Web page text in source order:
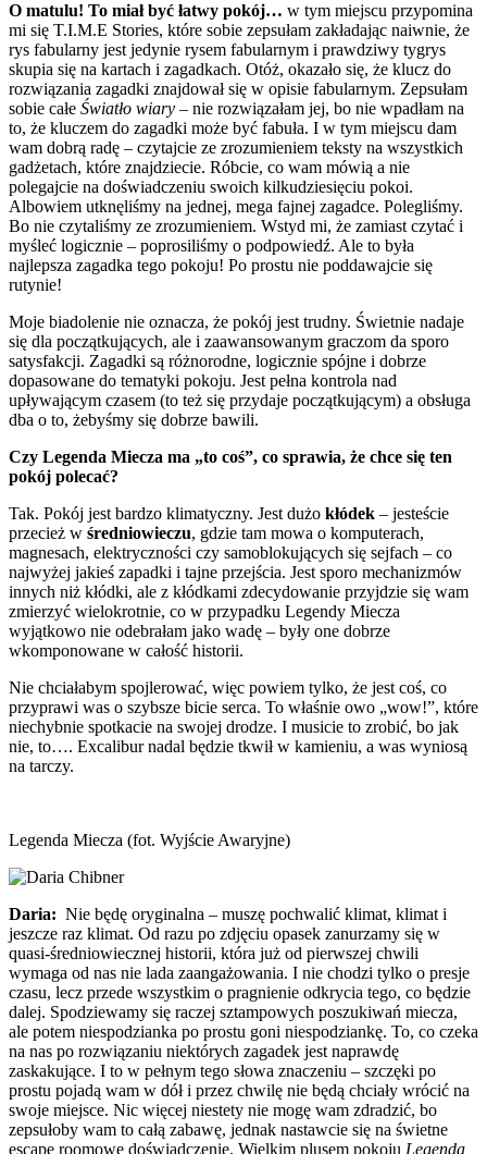
O matulu! To miał być łatwy pokój… w tym miejscu przypomina
mi się T.I.M.E Stories, które sobie zepsułam zakładając naiwnie, że
rys fabularny jest jedynie rysem fabularnym i prawdziwy tygrys
skupia się na kartach i zagadkach. Otóż, okazało się, że klucz do
rozwiązania zagadki znajdował się w opisie fabularnym. Zepsułam
sobie całe Światło wiary – nie rozwiązałam jej, bo nie wpadłam na
to, że kluczem do zagadki może być fabuła. I w tym miejscu dam
wam dobrą radę – czytajcie ze zrozumieniem teksty na wszystkich
gadżetach, które znajdziecie. Róbcie, co wam mówią a nie
polegajcie na doświadczeniu swoich kilkudziesięciu pokoi.
Albowiem utknęliśmy na jednej, mega fajnej zagadce. Polegliśmy.
Bo nie czytaliśmy ze zrozumieniem. Wstyd mi, że zamiast czytać i
myśleć logicznie – poprosiliśmy o podpowiedź. Ale to była
najlepsza zagadka tego pokoju! Po prostu nie poddawajcie się
rutynie!
Moje biadolenie nie oznacza, że pokój jest trudny. Świetnie nadaje
się dla początkujących, ale i zaawansowanym graczom da sporo
satysfakcji. Zagadki są różnorodne, logicznie spójne i dobrze
dopasowane do tematyki pokoju. Jest pełna kontrola nad
upływającym czasem (to też się przydaje początkującym) a obsługa
dba o to, żebyśmy się dobrze bawili.
Czy Legenda Miecza ma „to coś”, co sprawia, że chce się ten
pokój polecać?
Tak. Pokój jest bardzo klimatyczny. Jest dużo kłódek – jesteście
przecież w średniowieczu, gdzie tam mowa o komputerach,
magnesach, elektryczności czy samoblokujących się sejfach – co
najwyżej jakieś zapadki i tajne przejścia. Jest sporo mechanizmów
innych niż kłódki, ale z kłódkami zdecydowanie przyjdzie się wam
zmierzyć wielokrotnie, co w przypadku Legendy Miecza
wyjątkowo nie odebrałam jako wadę – były one dobrze
wkomponowane w całość historii.
Nie chciałabym spojlerować, więc powiem tylko, że jest coś, co
przyprawi was o szybsze bicie serca. To właśnie owo „wow!”, które
niechybnie spotkacie na swojej drodze. I musicie to zrobić, bo jak
nie, to…. Excalibur nadal będzie tkwił w kamieniu, a was wyniosą
na tarczy.
Legenda Miecza (fot. Wyjście Awaryjne)
Daria: Nie będę oryginalna – muszę pochwalić klimat, klimat i
jeszcze raz klimat. Od razu po zdjęciu opasek zanurzamy się w
quasi-średniowiecznej historii, która już od pierwszej chwili
wymaga od nas nie lada zaangażowania. I nie chodzi tylko o presje
czasu, lecz przede wszystkim o pragnienie odkrycia tego, co będzie
dalej. Spodziewamy się raczej sztampowych poszukiwań miecza,
ale potem niespodzianka po prostu goni niespodziankę. To, co czeka
na nas po rozwiązaniu niektórych zagadek jest naprawdę
zaskakujące. I to w pełnym tego słowa znaczeniu – szczęki po
prostu pojadą wam w dół i przez chwilę nie będą chciały wrócić na
swoje miejsce. Nic więcej niestety nie mogę wam zdradzić, bo
zepsułoby wam to całą zabawę, jednak nastawcie się na świetne
escape roomowe doświadczenie. Wielkim plusem pokoju Legenda